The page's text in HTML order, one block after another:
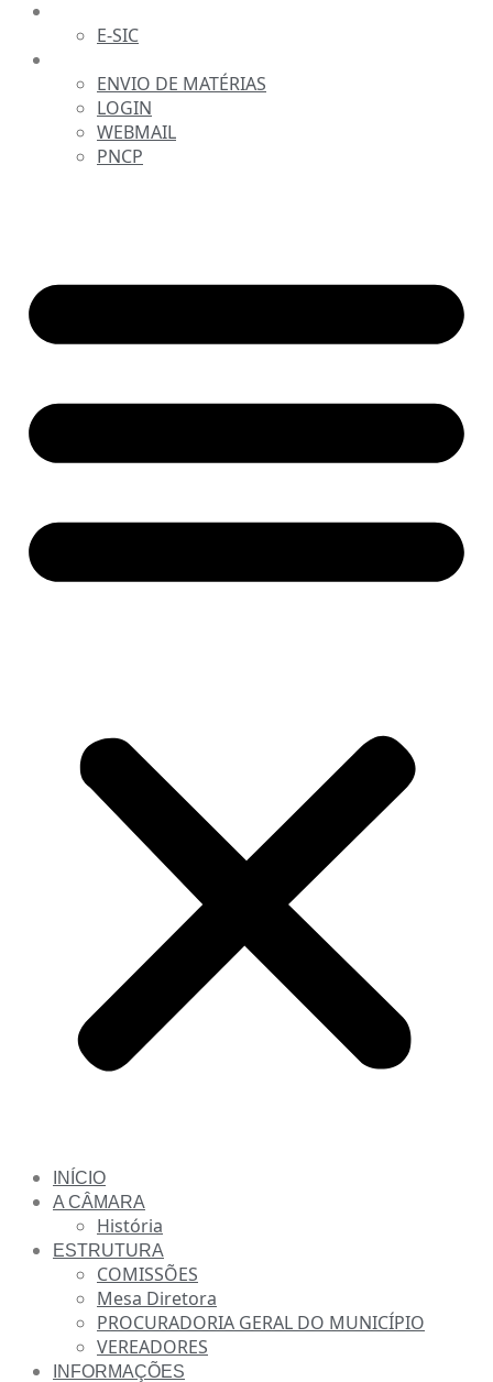
E-SIC
ENVIO DE MATÉRIAS
LOGIN
WEBMAIL
PNCP
INÍCIO
A CÂMARA
História
ESTRUTURA
COMISSÕES
Mesa Diretora
PROCURADORIA GERAL DO MUNICÍPIO
VEREADORES
INFORMAÇÕES